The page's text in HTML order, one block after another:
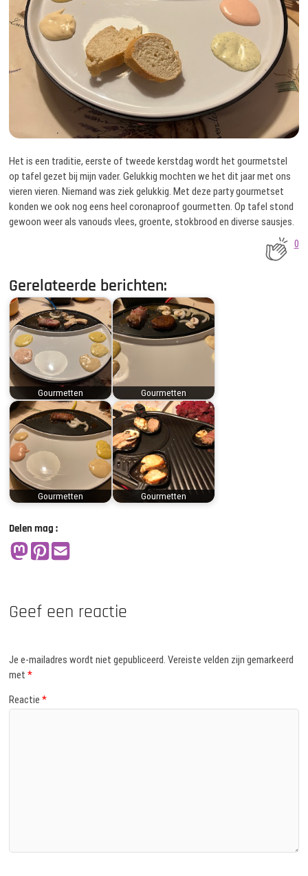
Het is een traditie, eerste of tweede kerstdag wordt het gourmetstel
op tafel gezet bij mijn vader. Gelukkig mochten we het dit jaar met ons
vieren vieren. Niemand was ziek gelukkig. Met deze party gourmetset
konden we ook nog eens heel coronaproof gourmetten. Op tafel stond
gewoon weer als vanouds vlees, groente, stokbrood en diverse sausjes.
0
Gerelateerde berichten:
Gourmetten Gourmetten
Gourmetten Gourmetten
Delen mag :
Geef een reactie
Je e-mailadres wordt niet gepubliceerd. Vereiste velden zijn gemarkeerd
met*
Reactie*